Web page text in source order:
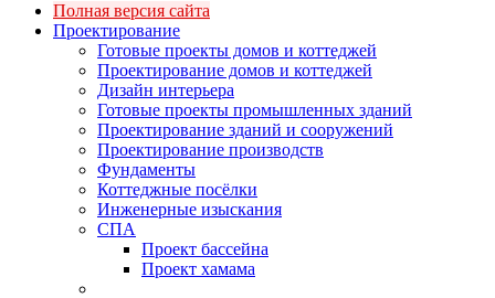
Полная версия сайта
Проектирование
Готовые проекты домов и коттеджей
Проектирование домов и коттеджей
Дизайн интерьера
Готовые проекты промышленных зданий
Проектирование зданий и сооружений
Проектирование производств
Фундаменты
Коттеджные посёлки
Инженерные изыскания
СПА
Проект бассейна
Проект хамама